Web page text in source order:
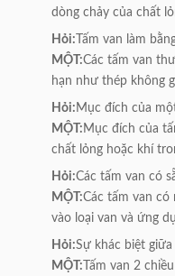
dòng chảy của chất
Hỏi: Tấm van làm
MỘT:Các tấm van
hạn như thép không
Hỏi: Mục đích của
MỘT: Mục đích của
chất lỏng hoặc khí
Hỏi:Các tấm van có
MỘT:Các tấm van
vào loại van và ứng
Hỏi:Sự khác biệt
MỘT: Tấm van 2